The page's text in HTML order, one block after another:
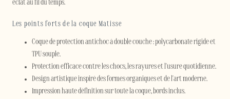
éclat au fil du temps.
Les points forts de la coque Matisse
Coque de protection antichoc à double couche : polycarbonate rigide et
TPU souple.
Protection efficace contre les chocs, les rayures et l'usure quotidienne.
Design artistique inspiré des formes organiques et de l'art moderne.
Impression haute définition sur toute la coque, bords inclus.